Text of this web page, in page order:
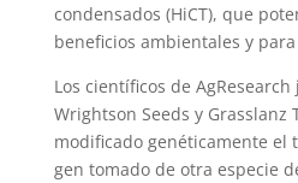
condensados ​​(HiCT), que
beneficios ambientales y
Los científicos de AgResearch
Wrightson Seeds y Grasslanz
modificado genéticamente el
gen tomado de otra especie